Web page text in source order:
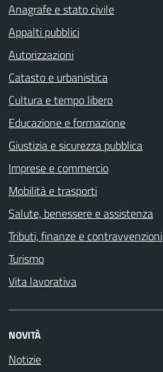
Anagrafe e stato civile
Appalti pubblici
Autorizzazioni
Catasto e urbanistica
Cultura e tempo libero
Educazione e formazione
Giustizia e sicurezza pubblica
Imprese e commercio
Mobilità e trasporti
Salute, benessere e assistenza
Tributi, finanze e contravvenzioni
Turismo
Vita lavorativa
NOVITÀ
Notizie